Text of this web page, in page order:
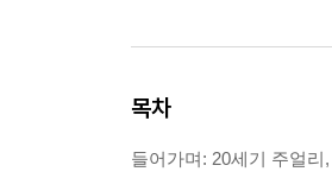
목차
들어가며: 20세기 주얼